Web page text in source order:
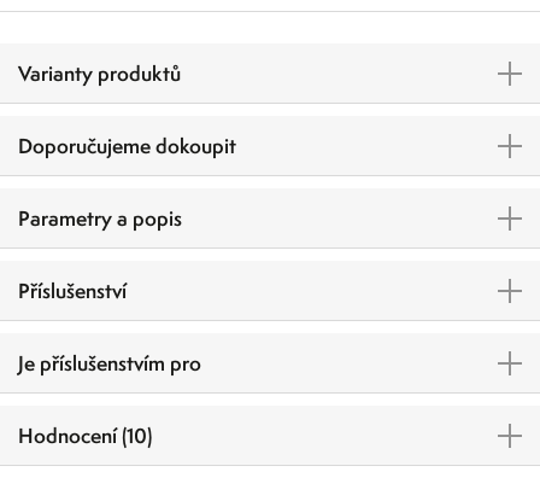
Varianty produktů
Doporučujeme dokoupit
Parametry a popis
Příslušenství
Je příslušenstvím pro
Hodnocení (10)